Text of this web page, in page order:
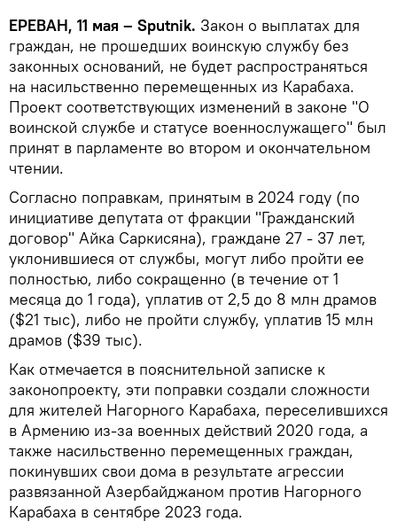
ЕРЕВАН, 11 мая – Sputnik. Закон о выплатах для
граждан, не прошедших воинскую службу без
законных оснований, не будет распространяться
на насильственно перемещенных из Карабаха.
Проект соответствующих изменений в законе "О
воинской службе и статусе военнослужащего" был
принят в парламенте во втором и окончательном
чтении.
Согласно поправкам, принятым в 2024 году (по
инициативе депутата от фракции "Гражданский
договор" Айка Саркисяна), граждане 27 - 37 лет,
уклонившиеся от службы, могут либо пройти ее
полностью, либо сокращенно (в течение от 1
месяца до 1 года), уплатив от 2,5 до 8 млн драмов
($21 тыс), либо не пройти службу, уплатив 15 млн
драмов ($39 тыс).
Как отмечается в пояснительной записке к
законопроекту, эти поправки создали сложности
для жителей Нагорного Карабаха, переселившихся
в Армению из-за военных действий 2020 года, а
также насильственно перемещенных граждан,
покинувших свои дома в результате агрессии
развязанной Азербайджаном против Нагорного
Карабаха в сентябре 2023 года.